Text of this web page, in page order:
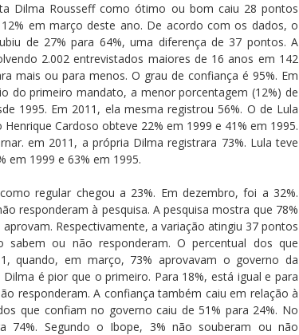
Dilma Rousseff como ótimo ou bom caiu 28 pontos
em março deste ano. De acordo com os dados, o
de 27% para 64%, uma diferença de 37 pontos. A
2.002 entrevistados maiores de 16 anos em 142
mais ou para menos. O grau de confiança é 95%. Em
do primeiro mandato, a menor porcentagem (12%) de
1995. Em 2011, ela mesma registrou 56%. O de Lula
Cardoso obteve 22% em 1999 e 41% em 1995.
em 2011, a própria Dilma registrara 73%. Lula teve
em 1999 e 63% em 1995.
regular chegou a 23%. Em dezembro, foi a 32%.
responderam à pesquisa. A pesquisa mostra que 78%
Respectivamente, a variação atingiu 37 pontos
ou não responderam. O percentual dos que
quando, em março, 73% aprovavam o governo da
é pior que o primeiro. Para 18%, está igual e para
responderam. A confiança também caiu em relação à
que confiam no governo caiu de 51% para 24%. No
74%. Segundo o Ibope, 3% não souberam ou não